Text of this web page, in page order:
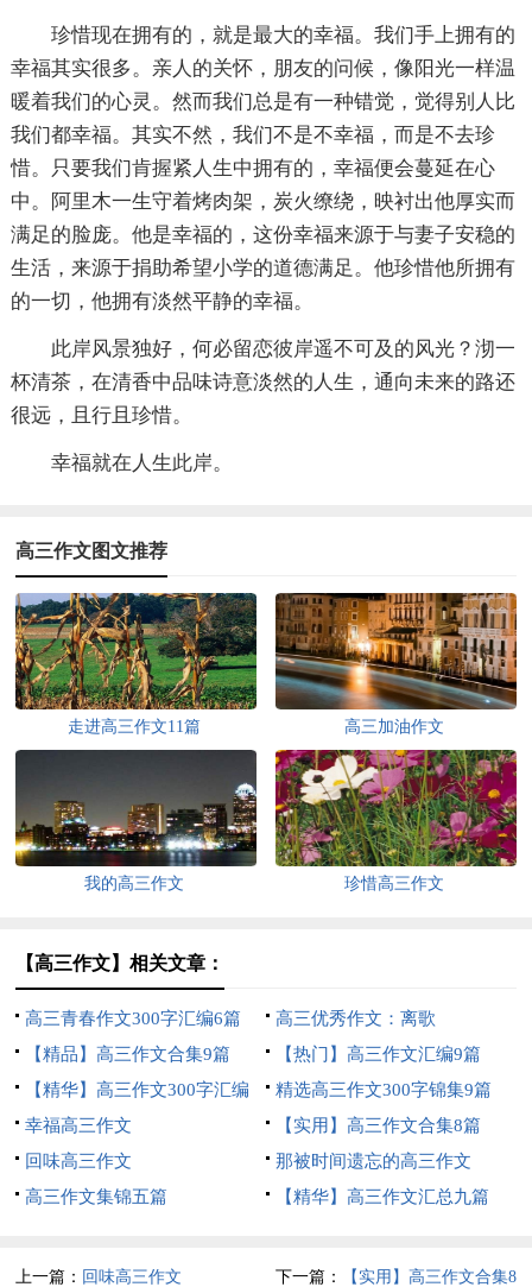
珍惜现在拥有的，就是最大的幸福。我们手上拥有的
幸福其实很多。亲人的关怀，朋友的问候，像阳光一样温
暖着我们的心灵。然而我们总是有一种错觉，觉得别人比
我们都幸福。其实不然，我们不是不幸福，而是不去珍
惜。只要我们肯握紧人生中拥有的，幸福便会蔓延在心
中。阿里木一生守着烤肉架，炭火缭绕，映衬出他厚实而
满足的脸庞。他是幸福的，这份幸福来源于与妻子安稳的
生活，来源于捐助希望小学的道德满足。他珍惜他所拥有
的一切，他拥有淡然平静的幸福。
此岸风景独好，何必留恋彼岸遥不可及的风光？沏一
杯清茶，在清香中品味诗意淡然的人生，通向未来的路还
很远，且行且珍惜。
幸福就在人生此岸。
高三作文图文推荐
走进高三作文11篇 高三加油作文
我的高三作文 珍惜高三作文
【高三作文】相关文章：
高三青春作文300字汇编6篇
高三优秀作文：离歌
【精品】高三作文合集9篇
【热门】高三作文汇编9篇
【精华】高三作文300字汇编
八篇
精选高三作文300字锦集9篇
幸福高三作文
【实用】高三作文合集8篇
回味高三作文
那被时间遗忘的高三作文
高三作文集锦五篇
【精华】高三作文汇总九篇
上一篇： 回味高三作文 下一篇： 【实用】高三作文合集8